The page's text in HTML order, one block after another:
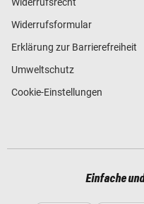
Widerrufsformular
Erklärung zur Barrierefreiheit
Umweltschutz
Cookie-Einstellungen
Einfache